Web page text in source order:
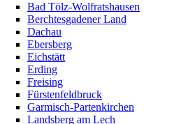
Bad Tölz-Wolfratshausen
Berchtesgadener Land
Dachau
Ebersberg
Eichstätt
Erding
Freising
Fürstenfeldbruck
Garmisch-Partenkirchen
Landsberg am Lech